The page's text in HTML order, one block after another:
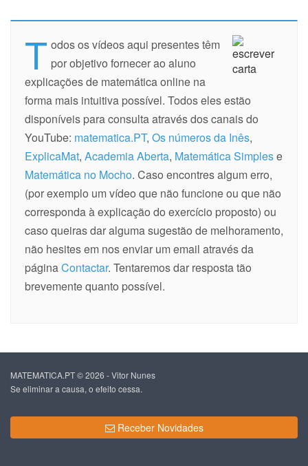
T odos os vídeos aqui presentes têm
por objetivo fornecer ao aluno
explicações de matemática online na
forma mais intuitiva possível. Todos eles estão
disponíveis para consulta através dos canais do
YouTube: matematica.PT, Os números da Inês,
ExplicaMat, Academia Aberta, Matemática Simplese
Matemática no Mocho. Caso encontres algum erro,
(por exemplo um vídeo que não funcione ou que não
corresponda à explicação do exercício proposto) ou
caso queiras dar alguma sugestão de melhoramento,
não hesites em nos enviar um email através da
páginaContactar. Tentaremos dar resposta tão
brevemente quanto possível.
MATEMATICA.PT © 2026 - Vitor Nunes
Se eliminar a causa, o efeito cessa.
Receber Novidades